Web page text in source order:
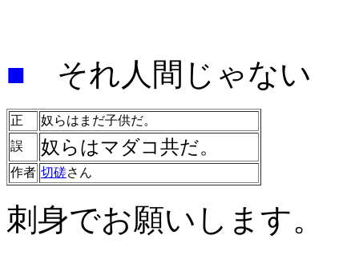
■ それ人間じゃない
正
奴らはまだ子供だ。
誤
奴らはマダコ共だ。
作者 切磋さん
刺身でお願いします。